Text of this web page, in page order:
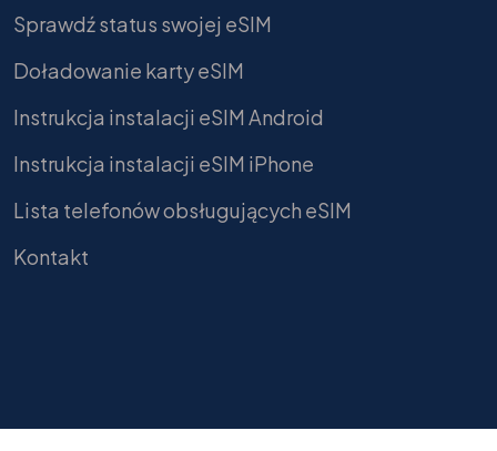
Sprawdź status swojej eSIM
Doładowanie karty eSIM
Instrukcja instalacji eSIM Android
Instrukcja instalacji eSIM iPhone
Lista telefonów obsługujących eSIM
Kontakt